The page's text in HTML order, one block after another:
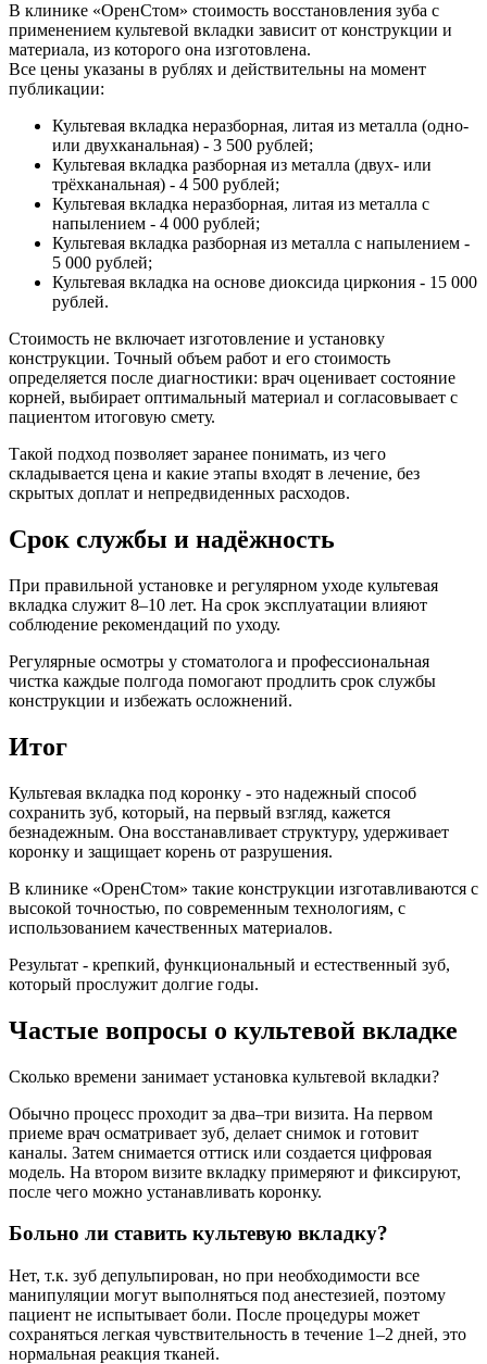
В клинике «ОренСтом» стоимость восстановления зуба с
применением культевой вкладки зависит от конструкции и
материала, из которого она изготовлена.
Все цены указаны в рублях и действительны на момент
публикации:
Культевая вкладка неразборная, литая из металла (одно-
или двухканальная) - 3 500 рублей;
Культевая вкладка разборная из металла (двух- или
трёхканальная) - 4 500 рублей;
Культевая вкладка неразборная, литая из металла с
напылением - 4 000 рублей;
Культевая вкладка разборная из металла с напылением -
5 000 рублей;
Культевая вкладка на основе диоксида циркония - 15 000
рублей.
Стоимость не включает изготовление и установку
конструкции. Точный объем работ и его стоимость
определяется после диагностики: врач оценивает состояние
корней, выбирает оптимальный материал и согласовывает с
пациентом итоговую смету.
Такой подход позволяет заранее понимать, из чего
складывается цена и какие этапы входят в лечение, без
скрытых доплат и непредвиденных расходов.
Срок службы и надёжность
При правильной установке и регулярном уходе культевая
вкладка служит 8–10 лет. На срок эксплуатации влияют
соблюдение рекомендаций по уходу.
Регулярные осмотры у стоматолога и профессиональная
чистка каждые полгода помогают продлить срок службы
конструкции и избежать осложнений.
Итог
Культевая вкладка под коронку - это надежный способ
сохранить зуб, который, на первый взгляд, кажется
безнадежным. Она восстанавливает структуру, удерживает
коронку и защищает корень от разрушения.
В клинике «ОренСтом» такие конструкции изготавливаются с
высокой точностью, по современным технологиям, с
использованием качественных материалов.
Результат - крепкий, функциональный и естественный зуб,
который прослужит долгие годы.
Частые вопросы о культевой вкладке
Сколько времени занимает установка культевой вкладки?
Обычно процесс проходит за два–три визита. На первом
приеме врач осматривает зуб, делает снимок и готовит
каналы. Затем снимается оттиск или создается цифровая
модель. На втором визите вкладку примеряют и фиксируют,
после чего можно устанавливать коронку.
Больно ли ставить культевую вкладку?
Нет, т.к. зуб депульпирован, но при необходимости все
манипуляции могут выполняться под анестезией, поэтому
пациент не испытывает боли. После процедуры может
сохраняться легкая чувствительность в течение 1–2 дней, это
нормальная реакция тканей.